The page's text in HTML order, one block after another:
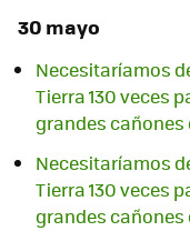
30 mayo
Necesitaríamos
Tierra 130 veces
grandes cañones
Necesitaríamos
Tierra 130 veces
grandes cañones